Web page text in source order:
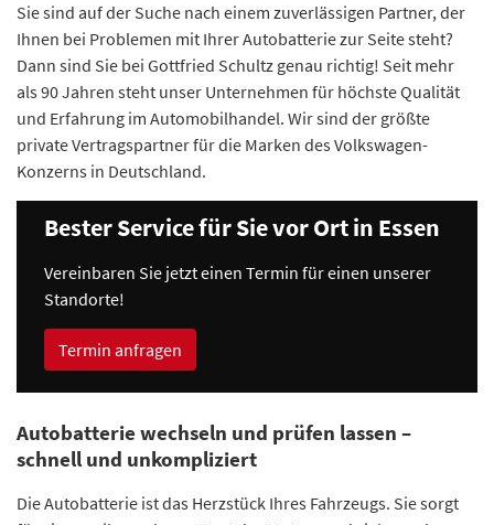
Sie sind auf der Suche nach einem zuverlässigen Partner, der
Ihnen bei Problemen mit Ihrer Autobatterie zur Seite steht?
Dann sind Sie bei Gottfried Schultz genau richtig! Seit mehr
als 90 Jahren steht unser Unternehmen für höchste Qualität
und Erfahrung im Automobilhandel. Wir sind der größte
private Vertragspartner für die Marken des Volkswagen-
Konzerns in Deutschland.
Bester Service für Sie vor Ort in Essen
Vereinbaren Sie jetzt einen Termin für einen unserer
Standorte!
Termin anfragen
Autobatterie wechseln und prüfen lassen –
schnell und unkompliziert
Die Autobatterie ist das Herzstück Ihres Fahrzeugs. Sie sorgt